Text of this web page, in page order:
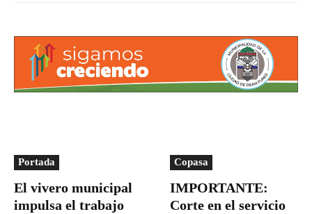
Portada
El vivero municipal
impulsa el trabajo
Copasa
IMPORTANTE:
Corte en el servicio